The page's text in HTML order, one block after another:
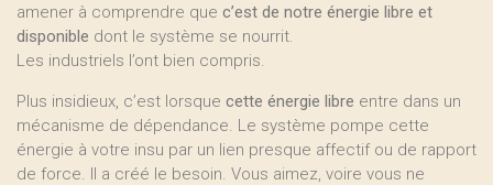
amener à comprendre que c’est de notre énergie libre et
disponible dont le système se nourrit.
Les industriels l’ont bien compris.
Plus insidieux, c’est lorsque cette énergie libre entre dans un
mécanisme de dépendance. Le système pompe cette
énergie à votre insu par un lien presque affectif ou de rapport
de force. Il a créé le besoin. Vous aimez, voire vous ne